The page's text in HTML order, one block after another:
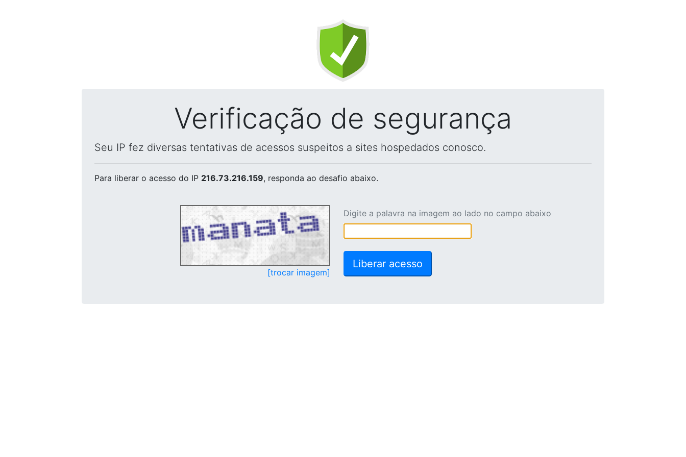
Verificação de segurança
Seu IP fez diversas tentativas de acessos suspeitos a sites hospedados conosco.
Para liberar o acesso do IP 216.73.216.159, responda ao desafio abaixo.
[trocar imagem]
Digite a palavra na imagem ao lado no campo abaixo